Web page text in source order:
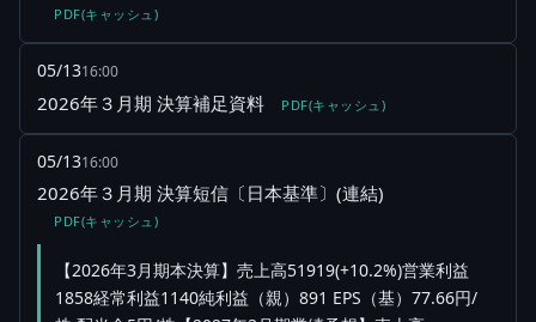
PDF(キャッシュ)
05/1316:00
2026年３月期 決算補足資料 PDF(キャッシュ)
05/1316:00
2026年３月期 決算短信〔日本基準〕(連結)
PDF(キャッシュ)
【2026年3月期本決算】売上高51919(+10.2%)営業利益
1858経常利益1140純利益（親）891 EPS（基）77.66円/